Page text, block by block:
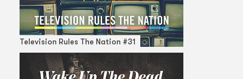
Television Rules The Nation #31